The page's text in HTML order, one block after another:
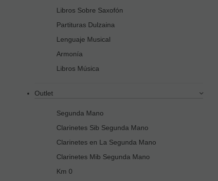
Libros Sobre Saxofón
Partituras Dulzaina
Lenguaje Musical
Armonía
Libros Música
Outlet
Segunda Mano
Clarinetes Sib Segunda Mano
Clarinetes en La Segunda Mano
Clarinetes Mib Segunda Mano
Km 0